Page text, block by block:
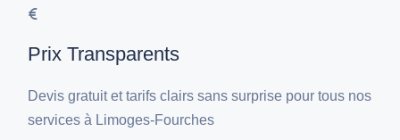
Prix Transparents
Devis gratuit et tarifs clairs sans surprise pour tous nos
services à Limoges-Fourches